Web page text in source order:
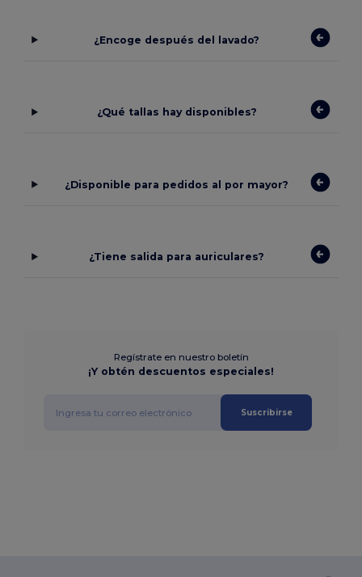
¿Encoge después del lavado?
¿Qué tallas hay disponibles?
¿Disponible para pedidos al por mayor?
¿Tiene salida para auriculares?
Regístrate en nuestro boletín
¡Y obtén descuentos especiales!
Suscribirse